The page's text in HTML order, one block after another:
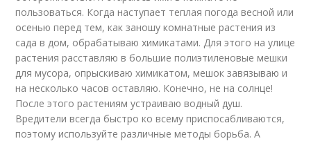
пользоваться. Когда наступает теплая погода весной или
осенью перед тем, как заношу комнатные растения из
сада в дом, обрабатываю химикатами. Для этого на улице
растения расставляю в большие полиэтиленовые мешки
для мусора, опрыскиваю химикатом, мешок завязываю и
на несколько часов оставляю. Конечно, не на солнце!
После этого растениям устраиваю водный душ.
Вредители всегда быстро ко всему приспосабливаются,
поэтому используйте различные методы борьба. А